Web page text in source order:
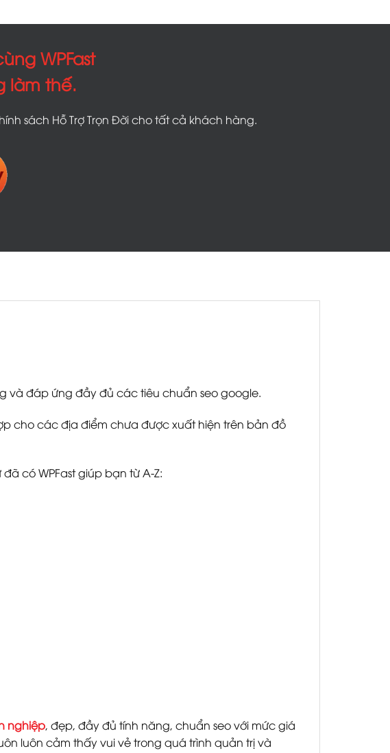
WPFast
làm thế.
sách Hỗ Trợ Trọn Đời cho tất cả khách hàng.
và đáp ứng đầy đủ các tiêu chuẩn seo google.
cho các địa điểm chưa được xuất hiện trên bản đồ
có WPFast giúp bạn từ A-Z:
nghiệp, đẹp, đầy đủ tính năng, chuẩn seo với mức giá
luôn cảm thấy vui vẻ trong quá trình quản trị và